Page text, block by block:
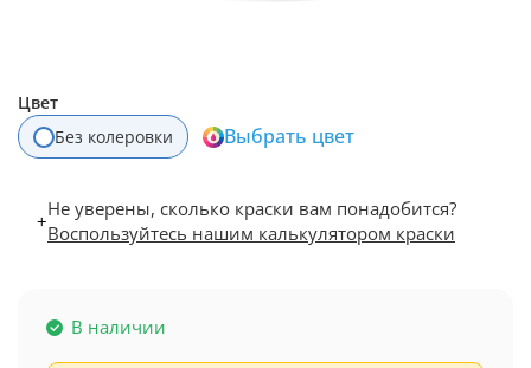
Цвет
Без колеровки
Выбрать цвет
+Не уверены, сколько краски вам понадобится?
Воспользуйтесь нашим калькулятором краски
В наличии